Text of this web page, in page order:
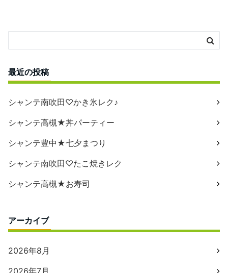
最近の投稿
シャンテ南吹田♡かき氷レク♪
シャンテ高槻★丼パーティー
シャンテ豊中★七夕まつり
シャンテ南吹田♡たこ焼きレク
シャンテ高槻★お寿司
アーカイブ
2026年8月
2026年7月